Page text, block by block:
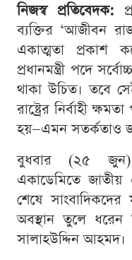
নিজস্ব প্রতিবেদক:
ব্যক্তির ‘আজীবন
একাত্মতা প্রকাশ
প্রধানমন্ত্রী পদে
থাকা উচিত। তবে
রাষ্ট্রের নির্বাহী
হয়—এমন সতর্কতাও
বুধবার (২৫ জুন)
একাডেমিতে
শেষে
অবস্থান তুলে ধরেন
সালাহউদ্দিন আহমদ।